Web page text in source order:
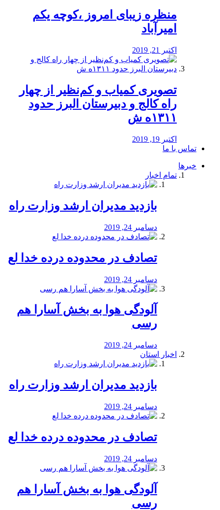
منظره‌‌ زیبای امروز ،کوچه یکم
امیرآباد
اکتبر 21, 2019
️تصویری کمیاب و کم‌نظیر از چهار
راه كالج و دبيرستان البرز حدود
۱۳۱۱ه ش
اکتبر 19, 2019
تماس با ما
خبرها
تمام اخبار
بازدید مدیران ارشد وزارت راه
دسامبر 24, 2019
تصادف در محدوده درده خدا لع
دسامبر 24, 2019
آلودگی هوا به بخش آسارا هم
رسی
دسامبر 24, 2019
اخبار استان
بازدید مدیران ارشد وزارت راه
دسامبر 24, 2019
تصادف در محدوده درده خدا لع
دسامبر 24, 2019
آلودگی هوا به بخش آسارا هم
رسی